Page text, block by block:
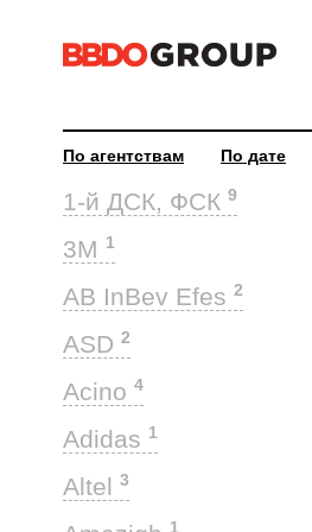
По агентствам По дате
1-й ДСК, ФСК 9
3M 1
AB InBev Efes 2
ASD 2
Acino 4
Adidas 1
Altel 3
1